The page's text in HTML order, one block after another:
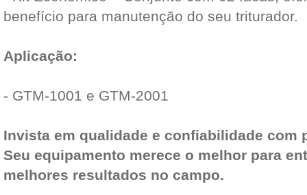
benefício para manutenção do seu triturador.
Aplicação:
- GTM-1001 e GTM-2001
Invista em qualidade e confiabilidade com
Seu equipamento merece o melhor para
melhores resultados no campo.